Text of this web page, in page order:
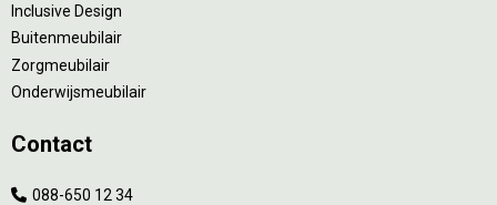
Inclusive Design
Buitenmeubilair
Zorgmeubilair
Onderwijsmeubilair
Contact
088-650 12 34